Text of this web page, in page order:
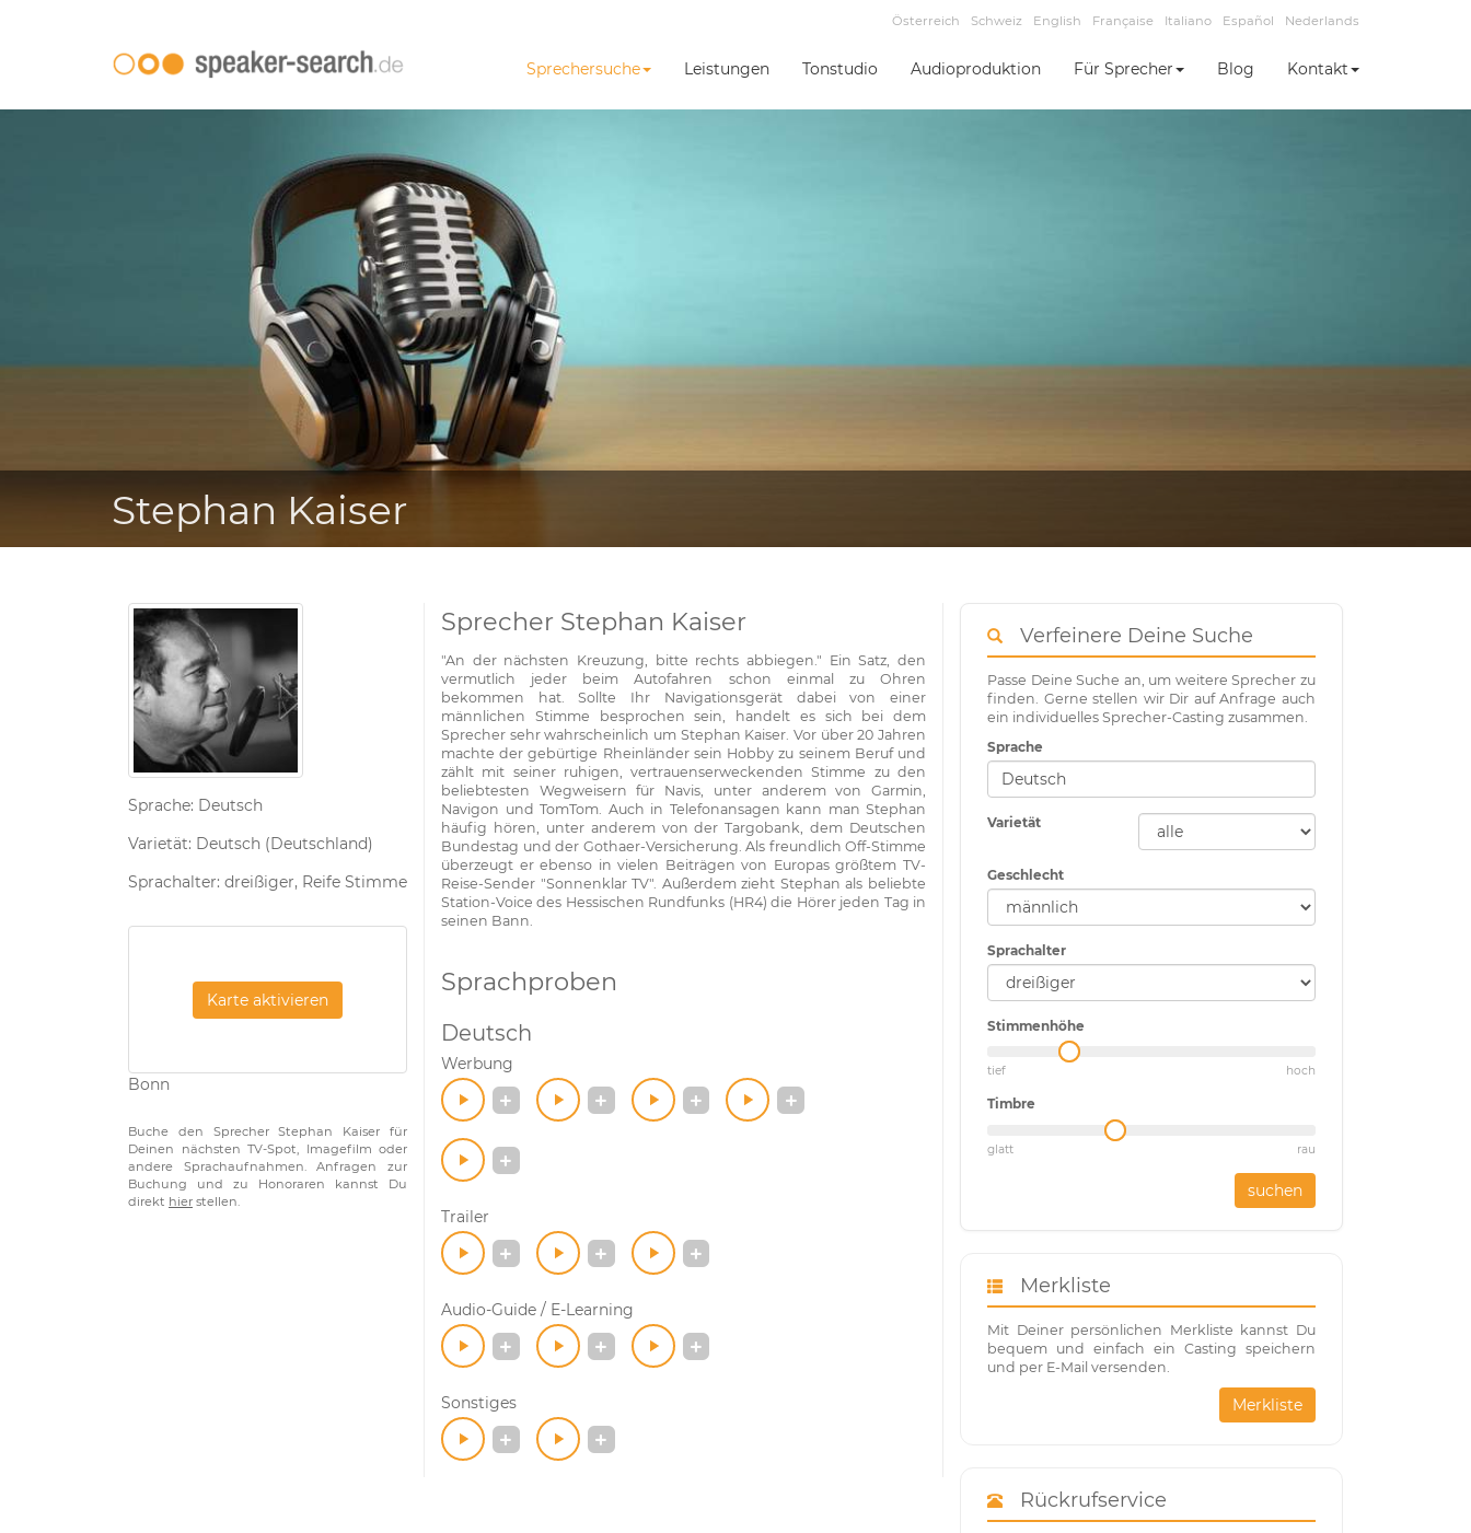
Österreich Schweiz English Française Italiano Español Nederlands
Sprechersuche Leistungen Tonstudio Audioproduktion Für Sprecher Blog Kontakt
Stephan Kaiser
Sprache: Deutsch
Varietät: Deutsch (Deutschland)
Sprachalter: dreißiger, Reife Stimme
Karte aktivieren
Bonn
Buche den Sprecher Stephan Kaiser für
Deinen nächsten TV-Spot, Imagefilm oder
andere Sprachaufnahmen. Anfragen zur
Buchung und zu Honoraren kannst Du
direkt hier stellen.
Sprecher Stephan Kaiser
"An der nächsten Kreuzung, bitte rechts abbiegen." Ein Satz, den
vermutlich jeder beim Autofahren schon einmal zu Ohren
bekommen hat. Sollte Ihr Navigationsgerät dabei von einer
männlichen Stimme besprochen sein, handelt es sich bei dem
Sprecher sehr wahrscheinlich um Stephan Kaiser. Vor über 20 Jahren
machte der gebürtige Rheinländer sein Hobby zu seinem Beruf und
zählt mit seiner ruhigen, vertrauenserweckenden Stimme zu den
beliebtesten Wegweisern für Navis, unter anderem von Garmin,
Navigon und TomTom. Auch in Telefonansagen kann man Stephan
häufig hören, unter anderem von der Targobank, dem Deutschen
Bundestag und der Gothaer-Versicherung. Als freundlich Off-Stimme
überzeugt er ebenso in vielen Beiträgen von Europas größtem TV-
Reise-Sender "Sonnenklar TV". Außerdem zieht Stephan als beliebte
Station-Voice des Hessischen Rundfunks (HR4) die Hörer jeden Tag in
seinen Bann.
Sprachproben
Deutsch
Werbung
Trailer
Audio-Guide / E-Learning
Sonstiges
Verfeinere Deine Suche
Passe Deine Suche an, um weitere Sprecher zu
finden. Gerne stellen wir Dir auf Anfrage auch
ein individuelles Sprecher-Casting zusammen.
Sprache
Varietät
Geschlecht
Sprachalter
Stimmenhöhe
tief hoch
Timbre
glatt rau
suchen
Merkliste
Mit Deiner persönlichen Merkliste kannst Du
bequem und einfach ein Casting speichern
und per E-Mail versenden.
Merkliste
Rückrufservice